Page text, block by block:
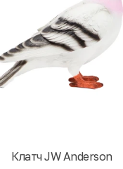
Клатч JW Anderson